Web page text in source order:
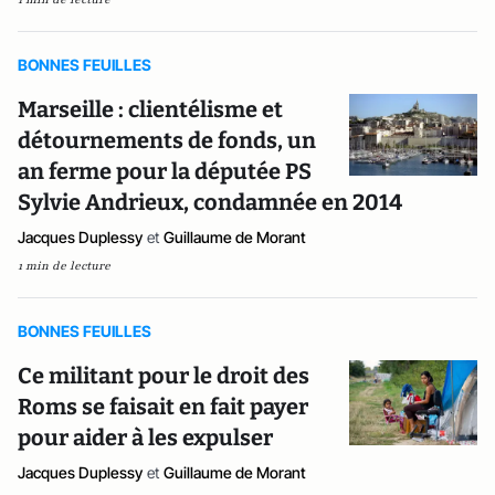
BONNES FEUILLES
Marseille : clientélisme et
détournements de fonds, un
an ferme pour la députée PS
Sylvie Andrieux, condamnée en 2014
Jacques Duplessy et Guillaume de Morant
1 min de lecture
BONNES FEUILLES
Ce militant pour le droit des
Roms se faisait en fait payer
pour aider à les expulser
Jacques Duplessy et Guillaume de Morant